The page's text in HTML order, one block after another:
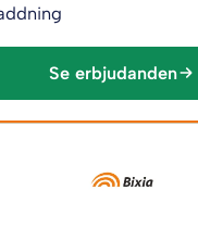
Se erbjudanden